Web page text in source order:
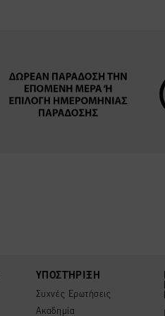
ΥΠΟΣΤΉΡΙΞΗ
Συχνές Ερωτήσεις
Ακαδημία